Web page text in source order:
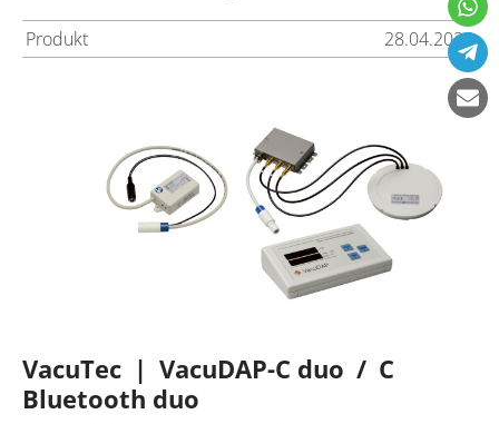
Produkt 28.04.2025
VacuTec | VacuDAP-C duo / C
Bluetooth duo